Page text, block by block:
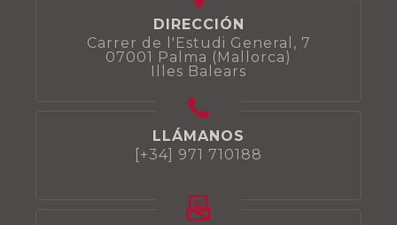
DIRECCIÓN
Carrer de l'Estudi General, 7
07001 Palma (Mallorca)
Illes Balears
LLÁMANOS
[+34] 971 710188